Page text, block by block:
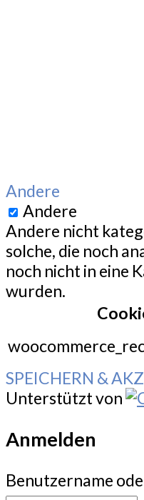
Andere
Andere
Andere nicht
solche, die noch
noch nicht in eine
wurden.
SPEICHERN &
Unterstützt von
Anmelden
Benutzername